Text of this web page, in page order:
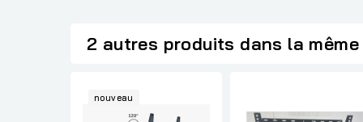
2 autres produits dans la
nouveau